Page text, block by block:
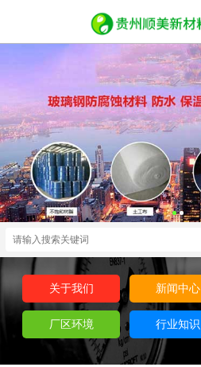
关于我们 新闻中心
厂区环境 行业知识